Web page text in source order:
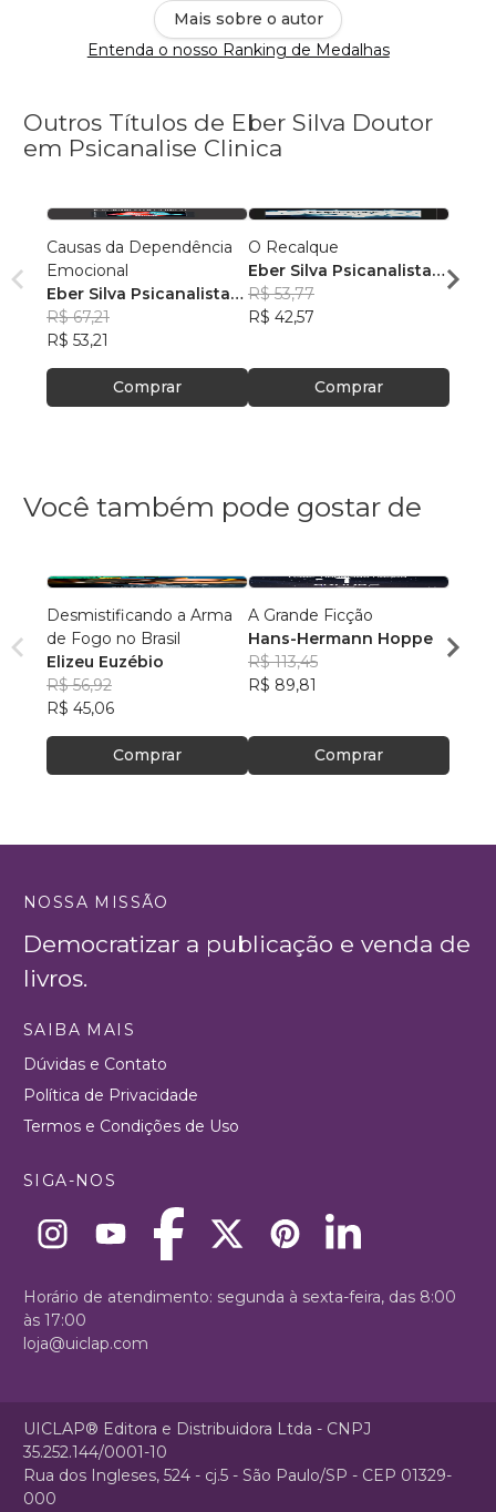
Mais sobre o autor
Entenda o nosso Ranking de Medalhas
Outros Títulos de Eber Silva Doutor
em Psicanalise Clinica
Causas da Dependência
Emocional
Eber Silva Psicanalista
Clinico
R$ 67,21
R$ 53,21
Comprar
O Recalque
Eber Silva Psicanalista
Clinico
R$ 53,77
R$ 42,57
Comprar
Eber
R$
Você também pode gostar de
Desmistificando a Arma
de Fogo no Brasil
Elizeu Euzébio
R$ 56,92
R$ 45,06
Comprar
A Grande Ficção
Hans-Hermann Hoppe
R$ 113,45
R$ 89,81
Comprar
R$
NOSSA MISSÃO
Democratizar a publicação e venda de
livros.
SAIBA MAIS
Dúvidas e Contato
Política de Privacidade
Termos e Condições de Uso
SIGA-NOS
Horário de atendimento: segunda à sexta-feira, das 8:00
às 17:00
loja@uiclap.com
UICLAP® Editora e Distribuidora Ltda - CNPJ
35.252.144/0001-10
Rua dos Ingleses, 524 - cj.5 - São Paulo/SP - CEP 01329-
000